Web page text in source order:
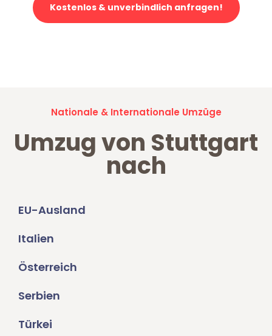
Kostenlos & unverbindlich anfragen!
Nationale & Internationale Umzüge
Umzug von Stuttgart
nach
EU-Ausland
Italien
Österreich
Serbien
Türkei